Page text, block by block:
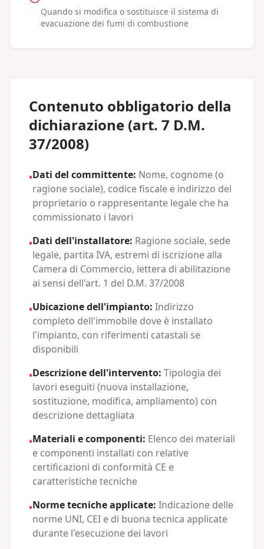
Quando si modifica o sostituisce il sistema di
evacuazione dei fumi di combustione
Contenuto obbligatorio della
dichiarazione (art. 7 D.M.
37/2008)
•Dati del committente: Nome, cognome (o
ragione sociale), codice fiscale e indirizzo del
proprietario o rappresentante legale che ha
commissionato i lavori
•Dati dell'installatore: Ragione sociale, sede
legale, partita IVA, estremi di iscrizione alla
Camera di Commercio, lettera di abilitazione
ai sensi dell'art. 1 del D.M. 37/2008
•Ubicazione dell'impianto: Indirizzo
completo dell'immobile dove è installato
l'impianto, con riferimenti catastali se
disponibili
•Descrizione dell'intervento: Tipologia dei
lavori eseguiti (nuova installazione,
sostituzione, modifica, ampliamento) con
descrizione dettagliata
•Materiali e componenti: Elenco dei materiali
e componenti installati con relative
certificazioni di conformità CE e
caratteristiche tecniche
•Norme tecniche applicate: Indicazione delle
norme UNI, CEI e di buona tecnica applicate
durante l'esecuzione dei lavori